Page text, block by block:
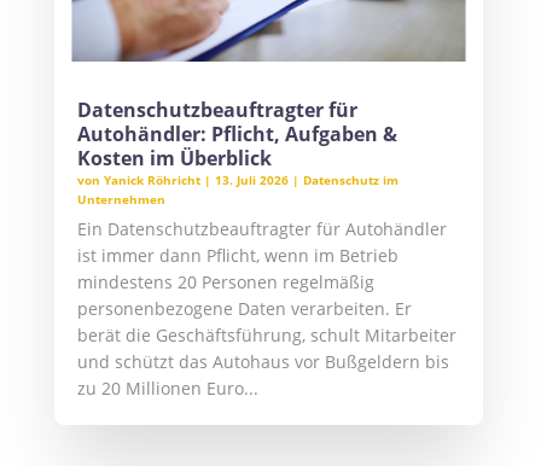
Datenschutzbeauftragter für
Autohändler: Pflicht, Aufgaben &
Kosten im Überblick
von Yanick Röhricht| 13. Juli 2026| Datenschutz im
Unternehmen
Ein Datenschutzbeauftragter für Autohändler
ist immer dann Pflicht, wenn im Betrieb
mindestens 20 Personen regelmäßig
personenbezogene Daten verarbeiten. Er
berät die Geschäftsführung, schult Mitarbeiter
und schützt das Autohaus vor Bußgeldern bis
zu 20 Millionen Euro...